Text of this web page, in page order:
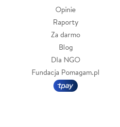
Opinie
Raporty
Za darmo
Blog
Dla NGO
Fundacja Pomagam.pl